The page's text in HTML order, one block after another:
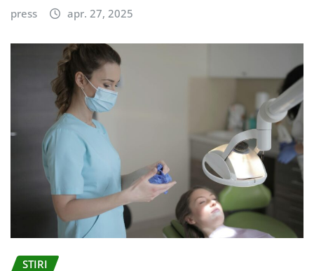
press apr. 27, 2025
STIRI